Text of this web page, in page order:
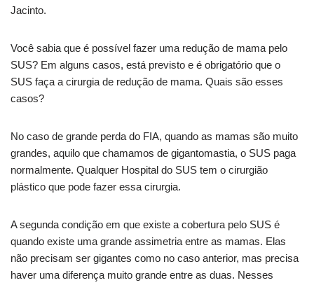
Jacinto.
Você sabia que é possível fazer uma redução de mama pelo
SUS? Em alguns casos, está previsto e é obrigatório que o
SUS faça a cirurgia de redução de mama. Quais são esses
casos?
No caso de grande perda do FIA, quando as mamas são muito
grandes, aquilo que chamamos de gigantomastia, o SUS paga
normalmente. Qualquer Hospital do SUS tem o cirurgião
plástico que pode fazer essa cirurgia.
A segunda condição em que existe a cobertura pelo SUS é
quando existe uma grande assimetria entre as mamas. Elas
não precisam ser gigantes como no caso anterior, mas precisa
haver uma diferença muito grande entre as duas. Nesses